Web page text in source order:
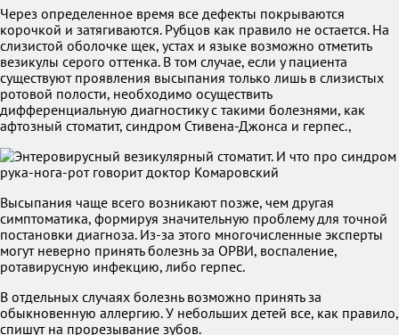
Через определенное время все дефекты покрываются
корочкой и затягиваются. Рубцов как правило не остается. На
слизистой оболочке щек, устах и языке возможно отметить
везикулы серого оттенка. В том случае, если у пациента
существуют проявления высыпания только лишь в слизистых
ротовой полости, необходимо осуществить
дифференциальную диагностику с такими болезнями, как
афтозный стоматит, синдром Стивена-Джонса и герпес.,
Высыпания чаще всего возникают позже, чем другая
симптоматика, формируя значительную проблему для точной
постановки диагноза. Из-за этого многочисленные эксперты
могут неверно принять болезнь за ОРВИ, воспаление,
ротавирусную инфекцию, либо герпес.
В отдельных случаях болезнь возможно принять за
обыкновенную аллергию. У небольших детей все, как правило,
спишут на прорезывание зубов.